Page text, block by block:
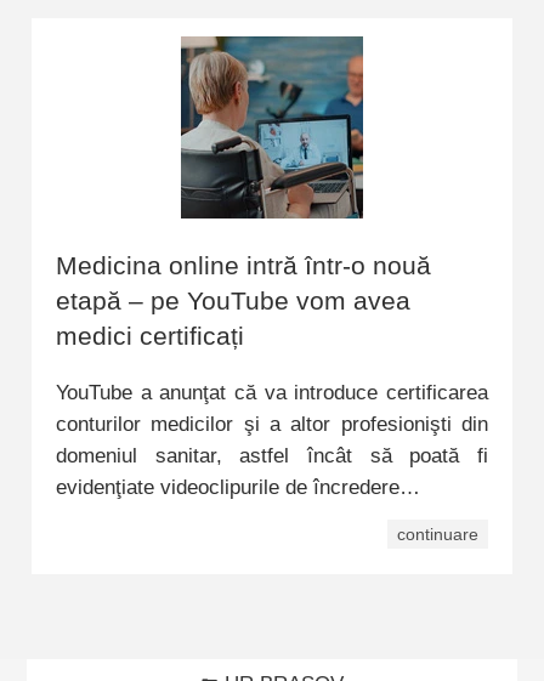
Medicina online intră într-o nouă
etapă – pe YouTube vom avea
medici certificați
YouTube a anunţat că va introduce certificarea
conturilor medicilor şi a altor profesionişti din
domeniul sanitar, astfel încât să poată fi
evidenţiate videoclipurile de încredere…
continuare